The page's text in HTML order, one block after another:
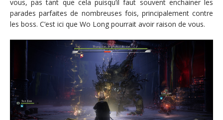
vous, pas tant que cela puisqu’il faut souvent enchainer les
parades parfaites de nombreuses fois, principalement contre
les boss. C’est ici que Wo Long pourrait avoir raison de vous.